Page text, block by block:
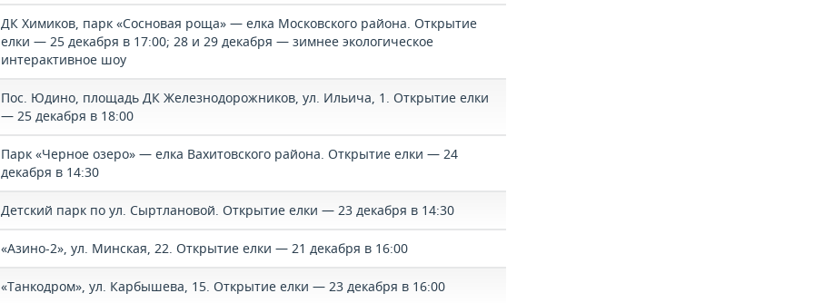
ДК Химиков, парк «Сосновая роща» — елка Московского района. Открытие
елки — 25 декабря в 17:00; 28 и 29 декабря — зимнее экологическое
интерактивное шоу
Пос. Юдино, площадь ДК Железнодорожников, ул. Ильича, 1. Открытие елки
— 25 декабря в 18:00
Парк «Черное озеро» — елка Вахитовского района. Открытие елки — 24
декабря в 14:30
Детский парк по ул. Сыртлановой. Открытие елки — 23 декабря в 14:30
«Азино-2», ул. Минская, 22. Открытие елки — 21 декабря в 16:00
«Танкодром», ул. Карбышева, 15. Открытие елки — 23 декабря в 16:00